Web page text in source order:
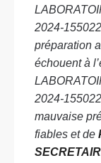
2024-
préparation
échouent à
2024-
mauvaise
fiables et de